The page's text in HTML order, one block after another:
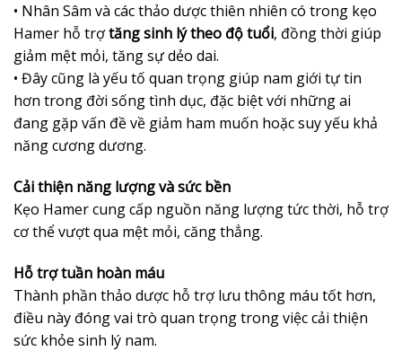
• Nhân Sâm và các thảo dược thiên nhiên có trong kẹo
Hamer hỗ trợtăng sinh lý theo độ tuổi, đồng thời giúp
giảm mệt mỏi, tăng sự dẻo dai.
• Đây cũng là yếu tố quan trọng giúp nam giới tự tin
hơn trong đời sống tình dục, đặc biệt với những ai
đang gặp vấn đề về giảm ham muốn hoặc suy yếu khả
năng cương dương.
Cải thiện năng lượng và sức bền
Kẹo Hamer cung cấp nguồn năng lượng tức thời, hỗ trợ
cơ thể vượt qua mệt mỏi, căng thẳng.
Hỗ trợ tuần hoàn máu
Thành phần thảo dược hỗ trợ lưu thông máu tốt hơn,
điều này đóng vai trò quan trọng trong việc cải thiện
sức khỏe sinh lý nam.